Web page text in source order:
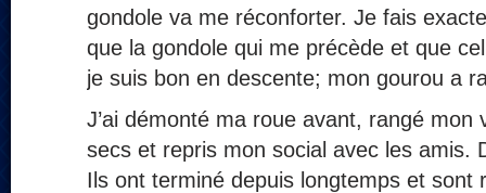
gondole va me réconforter. Je fais
que la gondole qui me précède et que
je suis bon en descente; mon gourou a
J’ai démonté ma roue avant, rangé mon
secs et repris mon social avec les amis.
Ils ont terminé depuis longtemps et sont